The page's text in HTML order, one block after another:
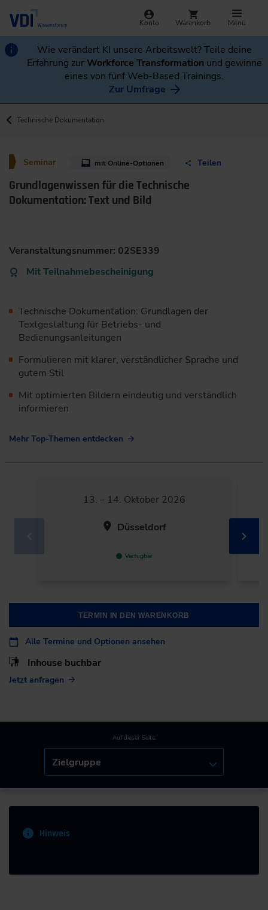
Konto Warenkorb Menü
Wie verändert KI unsere Arbeitswelt? Teile deine
Erfahrung zurWorkforce Transformation und gewinne
eines von fünf Web-Based Trainings.
Zur Umfrage
Technische Dokumentation
Seminar mit Online-Optionen Teilen
Grundlagenwissen für die Technische
Dokumentation: Text und Bild
Veranstaltungsnummer: 02SE339
Mit Teilnahmebescheinigung
Technische Dokumentation: Grundlagen der
Textgestaltung für Betriebs- und
Bedienungsanleitungen
Formulieren mit klarer, verständlicher Sprache und
gutem Stil
Mit optimierten Bildern eindeutig und verständlich
informieren
Mehr Top-Themen entdecken
13. – 14. Oktober 2026
Düsseldorf
Verfügbar
TERMIN IN DEN WARENKORB
Alle Termine und Optionen ansehen
Inhouse buchbar
Jetzt anfragen
Auf dieser Seite:
Zielgruppe
Hinweis